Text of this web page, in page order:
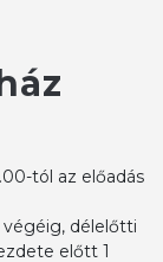
tól az előadás
végéig, délelőtti
előtt 1